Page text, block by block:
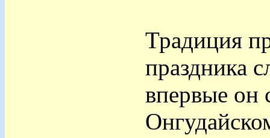
Традиция
праздника
впервые он